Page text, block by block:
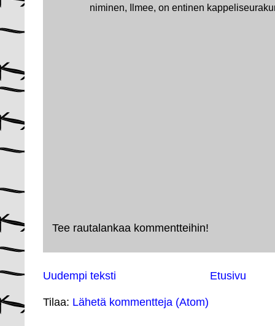
niminen, Ilmee, on entinen
Tee rautalankaa kommentteihin!
Uudempi teksti Etusivu
Tilaa: Lähetä kommentteja (Atom)